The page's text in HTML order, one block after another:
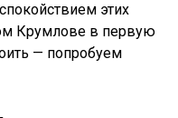
этих
Крумлове в первую
— попробуем